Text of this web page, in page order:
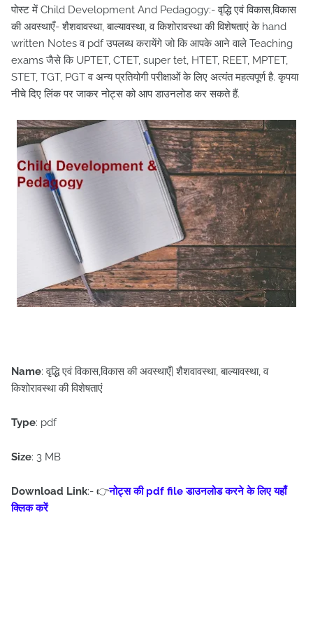
पोस्ट में Child Development And Pedagogy:- वृद्धि एवं विकास,विकास
की अवस्थाएँ- शैशवावस्था, बाल्यावस्था, व किशोरावस्था की विशेषताएं के hand
written Notes व pdf उपलब्ध करायेंगे जो कि आपके आने वाले Teaching
exams जैसे कि UPTET, CTET, super tet, HTET, REET, MPTET,
STET, TGT, PGT व अन्य प्रतियोगी परीक्षाओं के लिए अत्यंत महत्वपूर्ण है. कृपया
नीचे दिए लिंक पर जाकर नोट्स को आप डाउनलोड कर सकते हैं.
Name: वृद्धि एवं विकास,विकास की अवस्थाएँ| शैशवावस्था, बाल्यावस्था, व
किशोरावस्था की विशेषताएं
Type: pdf
Size: 3 MB
Download Link:- 👉नोट्स की pdf file डाउनलोड करने के लिए यहाँ
क्लिक करें